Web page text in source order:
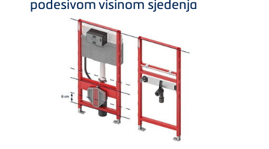
podesivom visinom sjedenja